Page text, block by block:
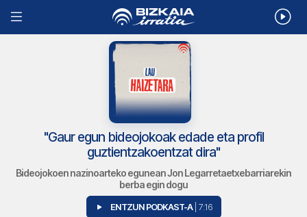
"Gaur egun bideojokoak edade eta profil
guztientzakoentzat dira"
Bideojokoen nazinoarteko egunean Jon Legarretaetxebarriarekin
berba egin dogu
ENTZUN PODKAST-A | 7:16